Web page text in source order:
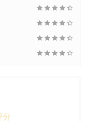
分